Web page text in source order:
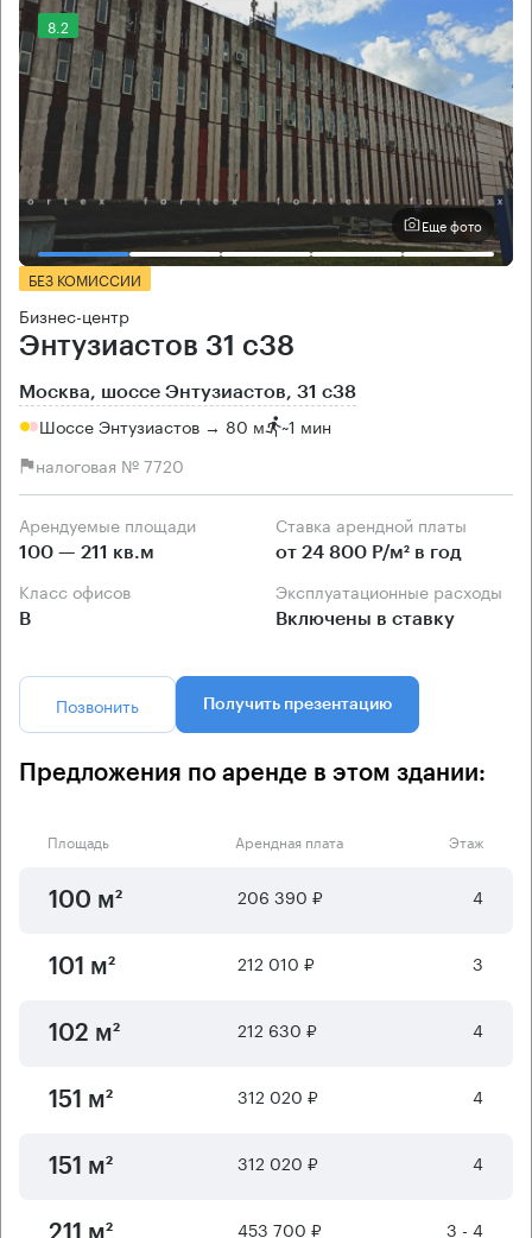
8.2
Еще фото
БЕЗ КОМИССИИ
Бизнес-центр
Энтузиастов 31 с38
Москва, шоссе Энтузиастов, 31 с38
Шоссе Энтузиастов → 80 м ~1 мин
налоговая № 7720
Арендуемые площади
100 — 211 кв.м
Ставка арендной платы
от 24 800 Р/м² в год
Класс офисов
B
Эксплуатационные расходы
Включены в ставку
Позвонить Получить презентацию
Предложения по аренде в этом здании:
Площадь Арендная плата Этаж
100 м² 206 390 ₽ 4
101 м² 212 010 ₽ 3
102 м² 212 630 ₽ 4
151 м² 312 020 ₽ 4
151 м² 312 020 ₽ 4
211 м² 453 700 ₽ 3 - 4